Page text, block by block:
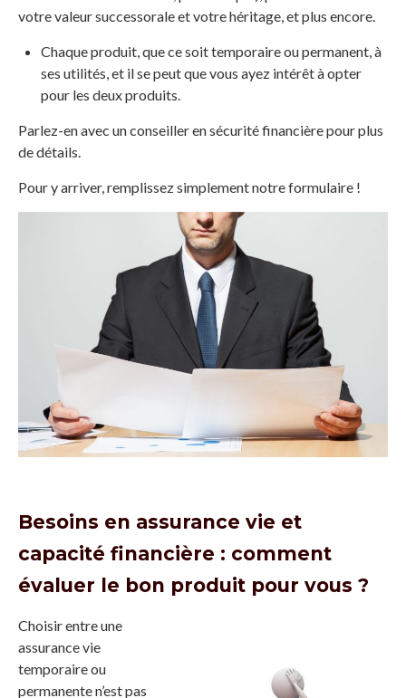
votre valeur successorale et votre héritage, et plus encore.
Chaque produit, que ce soit temporaire ou permanent, à
ses utilités, et il se peut que vous ayez intérêt à opter
pour les deux produits.
Parlez-en avec un conseiller en sécurité financière pour plus
de détails.
Pour y arriver, remplissez simplement notre formulaire !
Besoins en assurance vie et
capacité financière : comment
évaluer le bon produit pour vous ?
Choisir entre une
assurance vie
temporaire ou
permanente n’est pas